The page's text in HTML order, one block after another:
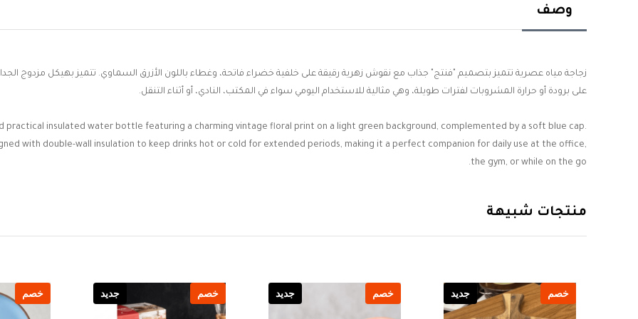
وصف
زجاجة مياه عصرية تتميز بتصميم "فنتج" جذاب مع نقوش زهرية رقيقة على خلفية خضراء فاتحة، وغطاء باللون الأزرق السماوي. تتميز بهيكل مزدوج
على برودة أو حرارة المشروبات لفترات طويلة، وهي مثالية للاستخدام اليومي سواء في المكتب، النادي، أو أثناء التنقل.
practical insulated water bottle featuring a charming vintage floral print on a light green background, complemented by a soft blue cap.
with double-wall insulation to keep drinks hot or cold for extended periods, making it a perfect companion for daily use at the office,
the gym, or while on the go.
منتجات شبيهة
خصم جديد خصم جديد خصم جديد خصم